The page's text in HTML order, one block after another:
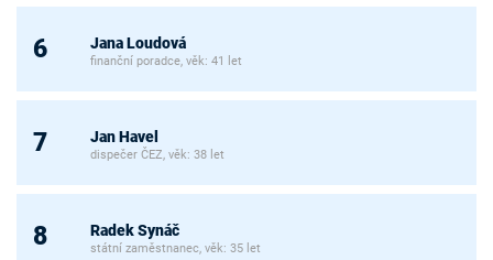
6 Jana Loudová
finanční poradce, věk: 41 let
7 Jan Havel
dispečer ČEZ, věk: 38 let
8 Radek Synáč
státní zaměstnanec, věk: 35 let